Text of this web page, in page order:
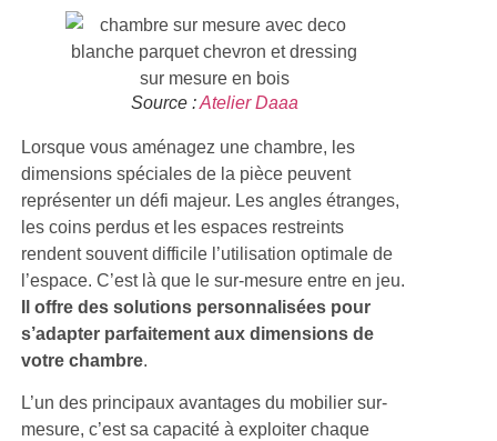
Source :Atelier Daaa
Lorsque vous aménagez une chambre, les
dimensions spéciales de la pièce peuvent
représenter un défi majeur. Les angles étranges,
les coins perdus et les espaces restreints
rendent souvent difficile l’utilisation optimale de
l’espace. C’est là que le sur-mesure entre en jeu.
Il offre des solutions personnalisées pour
s’adapter parfaitement aux dimensions de
votre chambre.
L’un des principaux avantages du mobilier sur-
mesure, c’est sa capacité à exploiter chaque